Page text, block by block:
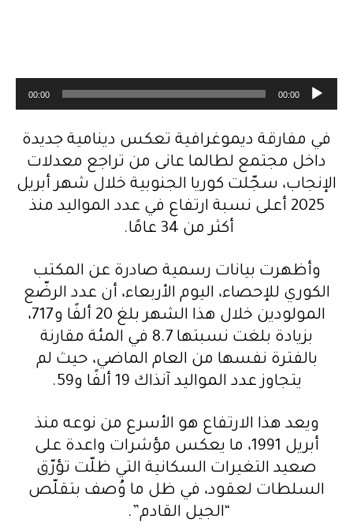
م
ش
غ
ل
ل
ص
ت
00:00
00:00
في مفارقة ديموغرافية تعكس دينامية جديدة
داخل مجتمع لطالما عانى من تراجع معدلات
الإنجاب، سجّلت كوريا الجنوبية خلال شهر أبريل
2025 أعلى نسبة ارتفاع في عدد المواليد منذ
أكثر من 34 عامًا.
وأظهرت بيانات رسمية صادرة عن المكتب
الكوري للإحصاء، اليوم الأربعاء، أن عدد الرضّع
المولودين خلال هذا الشهر بلغ 20 ألفًا و717،
بزيادة بلغت نسبتها 8.7 في المئة مقارنة
بالفترة نفسها من العام الماضي، حيث لم
يتجاوز عدد المواليد آنذاك 19 ألفًا و59.
ويعد هذا الارتفاع هو الأسرع من نوعه منذ
أبريل 1991، ما يعكس مؤشرات واعدة على
صعيد التغيرات السكانية التي ظلّت تؤرّق
السلطات لعقود، في ظل ما وُصف بتقلّص
“الجيل القادم”.